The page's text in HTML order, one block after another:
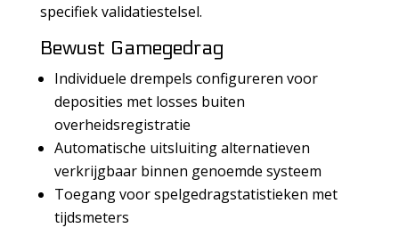
specifiek validatiestelsel.
Bewust Gamegedrag
Individuele drempels configureren voor
deposities met losses buiten
overheidsregistratie
Automatische uitsluiting alternatieven
verkrijgbaar binnen genoemde systeem
Toegang voor spelgedragstatistieken met
tijdsmeters